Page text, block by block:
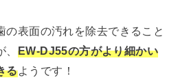
の表面の汚れを除去できること
EW-DJ55の方がより細かい
るようです！